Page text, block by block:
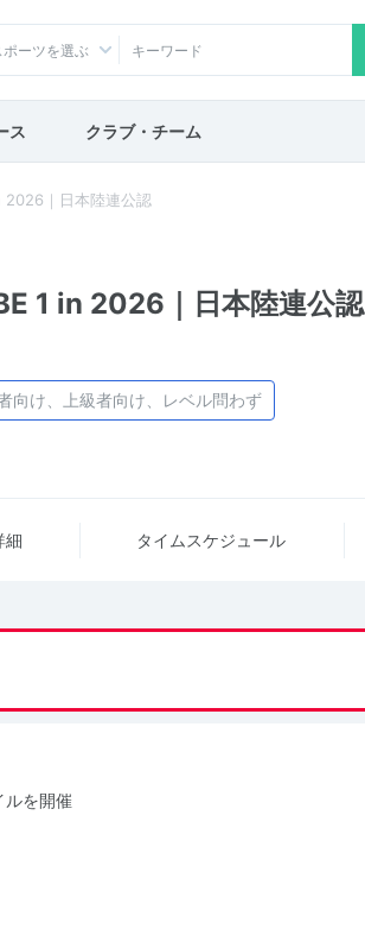
ポーツを選ぶ
ス クラブ・チーム
2026｜日本陸連公認
1 in 2026｜日本陸連公認
向け、上級者向け、レベル問わず
細 タイム スケジュール
ルを開催